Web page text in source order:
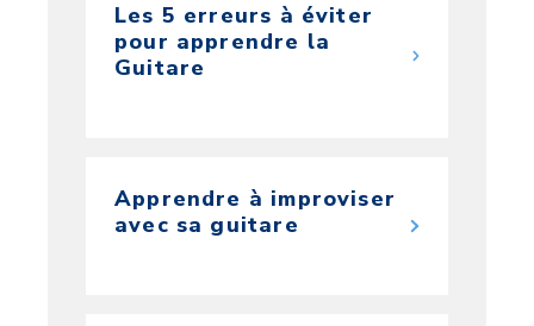
Les 5 erreurs à éviter
pour apprendre la
Guitare
Apprendre à improviser
avec sa guitare